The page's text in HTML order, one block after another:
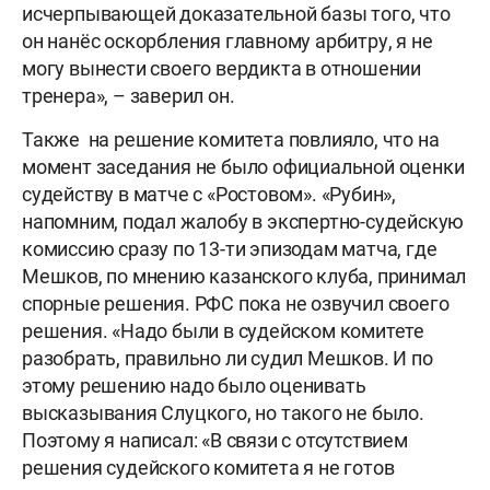
исчерпывающей доказательной базы того, что
он нанёс оскорбления главному арбитру, я не
могу вынести своего вердикта в отношении
тренера», – заверил он.
Также на решение комитета повлияло, что на
момент заседания не было официальной оценки
судейству в матче с «Ростовом». «Рубин»,
напомним, подал жалобу в экспертно-судейскую
комиссию сразу по 13-ти эпизодам матча, где
Мешков, по мнению казанского клуба, принимал
спорные решения. РФС пока не озвучил своего
решения. «Надо были в судейском комитете
разобрать, правильно ли судил Мешков. И по
этому решению надо было оценивать
высказывания Слуцкого, но такого не было.
Поэтому я написал: «В связи с отсутствием
решения судейского комитета я не готов